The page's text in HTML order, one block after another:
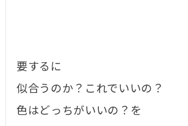
要するに
似合うのか？これでいいの？
色はどっちがいいの？を